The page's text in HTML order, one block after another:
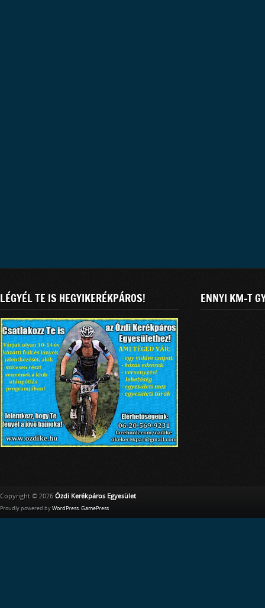
LÉGYÉL TE IS HEGYIKERÉKPÁROS! ENNYI KM-T
Copyright © 2026 Ózdi Kerékpáros Egyesület
Proudly powered by WordPress. GamePress